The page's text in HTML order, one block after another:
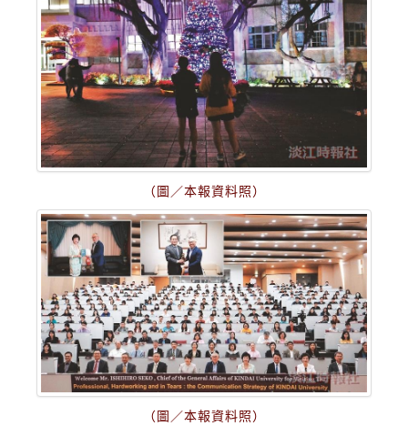
（圖／本報資料照）
（圖／本報資料照）